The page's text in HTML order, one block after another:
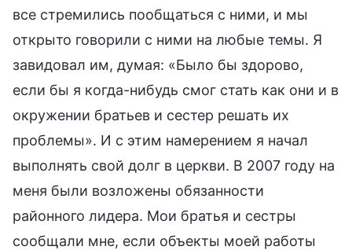
все стремились пообщаться с ними, и мы
открыто говорили с ними на любые темы. Я
завидовал им, думая: «Было бы здорово,
если бы я когда-нибудь смог стать как они и в
окружении братьев и сестер решать их
проблемы». И с этим намерением я начал
выполнять свой долг в церкви. В 2007 году на
меня были возложены обязанности
районного лидера. Мои братья и сестры
сообщали мне, если объекты моей работы